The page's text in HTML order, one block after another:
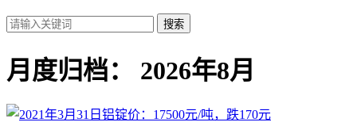
搜索
月度归档： 2026年8月